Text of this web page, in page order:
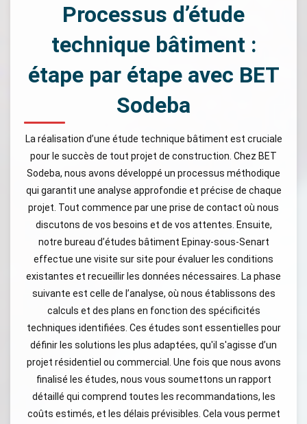
Processus d’étude
technique bâtiment :
étape par étape avec BET
Sodeba
La réalisation d’une étude technique bâtiment est cruciale
pour le succès de tout projet de construction. Chez BET
Sodeba, nous avons développé un processus méthodique
qui garantit une analyse approfondie et précise de chaque
projet. Tout commence par une prise de contact où nous
discutons de vos besoins et de vos attentes. Ensuite,
notre bureau d’études bâtiment Epinay-sous-Senart
effectue une visite sur site pour évaluer les conditions
existantes et recueillir les données nécessaires. La phase
suivante est celle de l’analyse, où nous établissons des
calculs et des plans en fonction des spécificités
techniques identifiées. Ces études sont essentielles pour
définir les solutions les plus adaptées, qu'il s'agisse d’un
projet résidentiel ou commercial. Une fois que nous avons
finalisé les études, nous vous soumettons un rapport
détaillé qui comprend toutes les recommandations, les
coûts estimés, et les délais prévisibles. Cela vous permet